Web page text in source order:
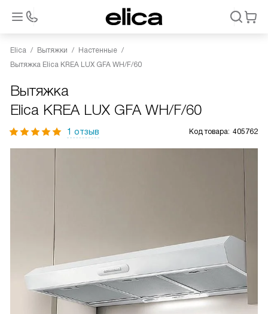
Elica Вытяжки
Настенные
Вытяжка Elica KREA LUX GFA WH/F/60
Вытяжка
Elica KREA LUX GFA WH/F/60
1 отзыв Код товара: 405762